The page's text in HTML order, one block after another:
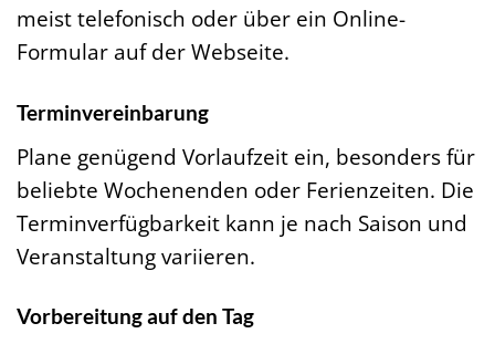
meist telefonisch oder über ein Online-
Formular auf der Webseite.
Terminvereinbarung
Plane genügend Vorlaufzeit ein, besonders für
beliebte Wochenenden oder Ferienzeiten. Die
Terminverfügbarkeit kann je nach Saison und
Veranstaltung variieren.
Vorbereitung auf den Tag